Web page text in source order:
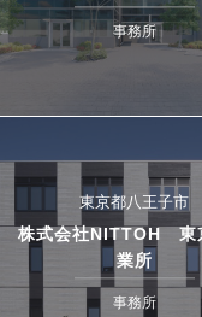
事務所
東京都八王子市
株式会社NITTOH 東
業所
事務所